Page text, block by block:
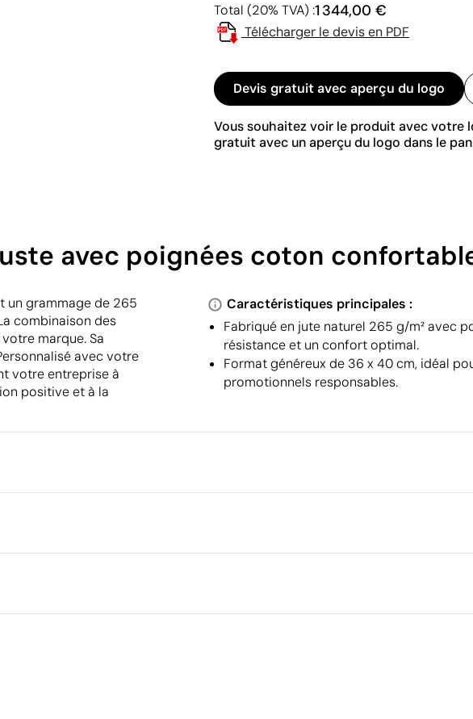
Total (20% TVA) :1 344,00 €
Télécharger le devis en PDF
Devis gratuit avec aperçu du logo
Vous souhaitez voir le produit avec votre
gratuit avec un aperçu du logo dans le
avec poignées coton
un grammage de 265
combinaison des
marque. Sa
avec votre
votre entreprise à
positive et à la
Caractéristiques principales :
Fabriqué en jute naturel 265 g/m² avec
résistance et un confort optimal.
Format généreux de 36 x 40 cm, idéal
promotionnels responsables.
Emballage
Quantité par boîte